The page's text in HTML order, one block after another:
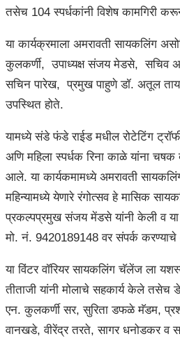
तसेच 104 स्पर्धकांनी विशेष कामगिरी
या कार्यक्रमाला अमरावती सायकलिंग
कुलकर्णी, उपाध्यक्ष संजय मेडसे,
सचिन पारेख, प्रमुख पाहुणे डॉ. अतूल तायडे,
उपस्थित होते.
यामध्ये संडे फंडे राईड मधील रोटेटिंग
अणि महिला स्पर्धक रिना काळे यांना
आले. या कार्यकमामध्ये अमरावती
महिन्यामध्ये येणारे रंगोत्सव हे मासिक
प्रकल्पप्रमुख संजय मेंडसे यांनी केली व या
मो. नं. 9420189148 वर संपर्क
या विंटर वॉरियर सायकलिंग चॅलेंज ला
तीताजी यांनी मोलाचे सहकार्य केले तसेच
एन. कुलकर्णी सर, सुरिता डफळे मॅडम,
वानखडे, वीरेंद्र तरते, सागर धनोडकर व